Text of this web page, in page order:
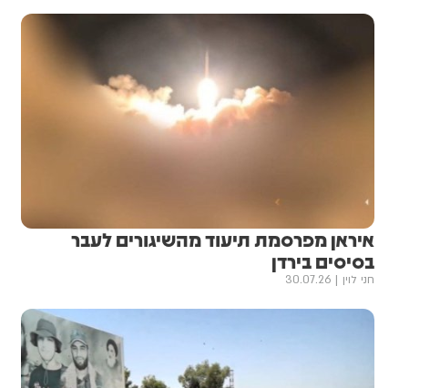
איראן מפרסמת תיעוד מהשיגורים לעבר
בסיסים בירדן
חני לוין 30.07.26